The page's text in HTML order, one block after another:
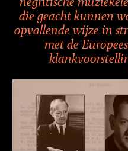
die geacht kunnen
opvallende wijze in
met de